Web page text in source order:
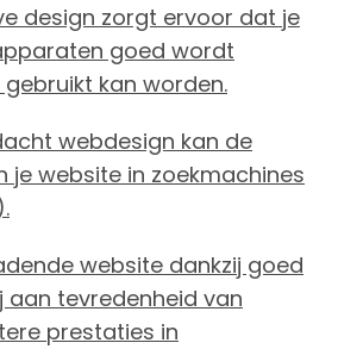
design zorgt ervoor dat je
goed wordt
kan worden.
webdesign kan de
je website in zoekmachines
website dankzij goed
tevredenheid van
prestaties in